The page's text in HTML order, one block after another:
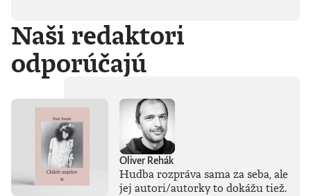
psychické diagnózy,
lásku, násilie,
rómstvo, working
class, anarchizmus,
okultizmus,
fašizmus, revolúciu,
imagináciu, Garáže,
gitaru, klavír,
mamu, otca aj
brata.Štyri
medzihry vo forme
posluchových
Naši redaktori
odporúčajú
Oliver Rehák
Hudba rozpráva sama za seba, ale
jej autori/autorky to dokážu tiež.